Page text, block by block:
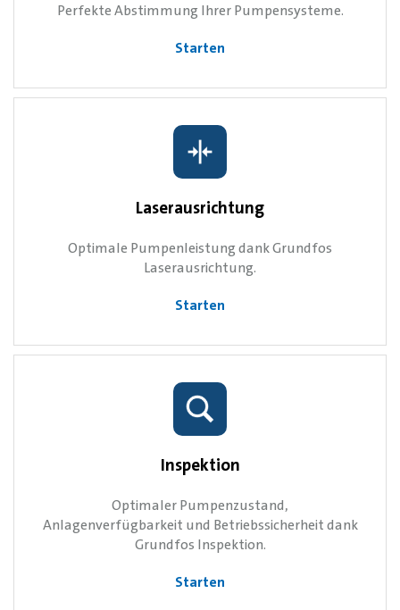
Perfekte Abstimmung Ihrer Pumpensysteme.
Starten
Laserausrichtung
Optimale Pumpenleistung dank Grundfos
Laserausrichtung.
Starten
Inspektion
Optimaler Pumpenzustand,
Anlagenverfügbarkeit und Betriebssicherheit dank
Grundfos Inspektion.
Starten